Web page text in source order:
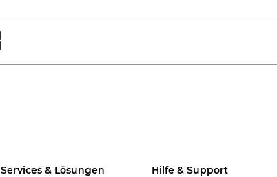
Services & Lösungen Hilfe & Support